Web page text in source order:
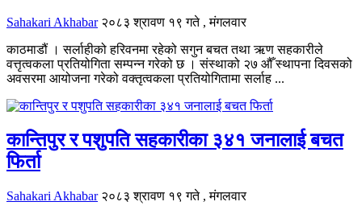
Sahakari Akhabar २०८३ श्रावण १९ गते , मंगलवार
काठमाडौं । सर्लाहीको हरिवनमा रहेको सगुन बचत तथा ऋण सहकारीले
वत्तृत्वकला प्रतियोगिता सम्पन्न गरेको छ । संस्थाको २७ औँ स्थापना दिवसको
अवसरमा आयोजना गरेको वक्तृत्वकला प्रतियोगितामा सर्लाह ...
कान्तिपुर र पशुपति सहकारीका ३४१ जनालाई बचत
फिर्ता
Sahakari Akhabar २०८३ श्रावण १९ गते , मंगलवार